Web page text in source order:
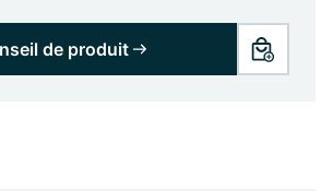
de produit